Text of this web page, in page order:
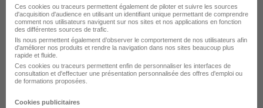
Chef de Cuisine Multisites H/F
Ces cookies ou traceurs permettent également de piloter et suivre les sources
d'acquisition d'audience en utilisant un identifiant unique permettant de comprendre
comment nos utilisateurs naviguent sur nos sites et nos applications en fonction
des différentes sources de trafic.
Ils nous permettent également d’observer le comportement de nos utilisateurs afin
d'améliorer nos produits et rendre la navigation dans nos sites beaucoup plus
rapide et fluide.
Ces cookies ou traceurs permettent enfin de personnaliser les interfaces de
consultation et d'effectuer une présentation personnalisée des offres d'emploi ou
de formations proposées.
Cookies publicitaires